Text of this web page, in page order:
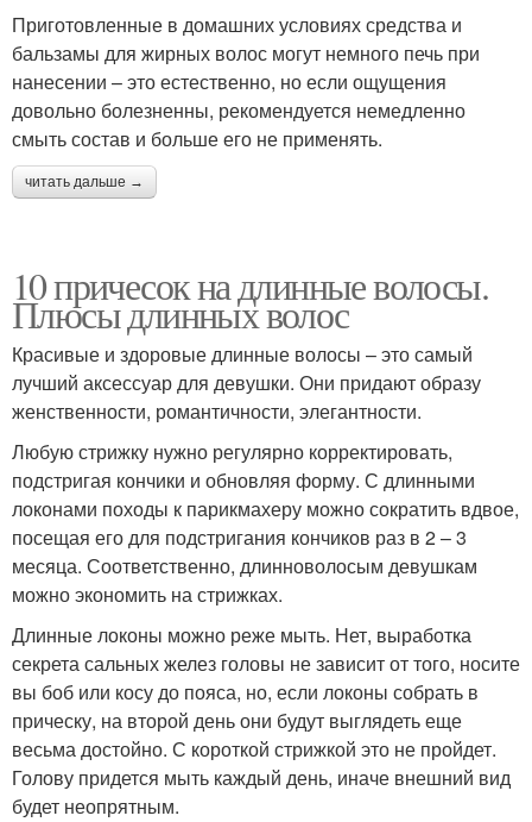
Приготовленные в домашних условиях средства и
бальзамы для жирных волос могут немного печь при
нанесении – это естественно, но если ощущения
довольно болезненны, рекомендуется немедленно
смыть состав и больше его не применять.
читать дальше →
10 причесок на длинные волосы.
Плюсы длинных волос
Красивые и здоровые длинные волосы – это самый
лучший аксессуар для девушки. Они придают образу
женственности, романтичности, элегантности.
Любую стрижку нужно регулярно корректировать,
подстригая кончики и обновляя форму. С длинными
локонами походы к парикмахеру можно сократить вдвое,
посещая его для подстригания кончиков раз в 2 – 3
месяца. Соответственно, длинноволосым девушкам
можно экономить на стрижках.
Длинные локоны можно реже мыть. Нет, выработка
секрета сальных желез головы не зависит от того, носите
вы боб или косу до пояса, но, если локоны собрать в
прическу, на второй день они будут выглядеть еще
весьма достойно. С короткой стрижкой это не пройдет.
Голову придется мыть каждый день, иначе внешний вид
будет неопрятным.